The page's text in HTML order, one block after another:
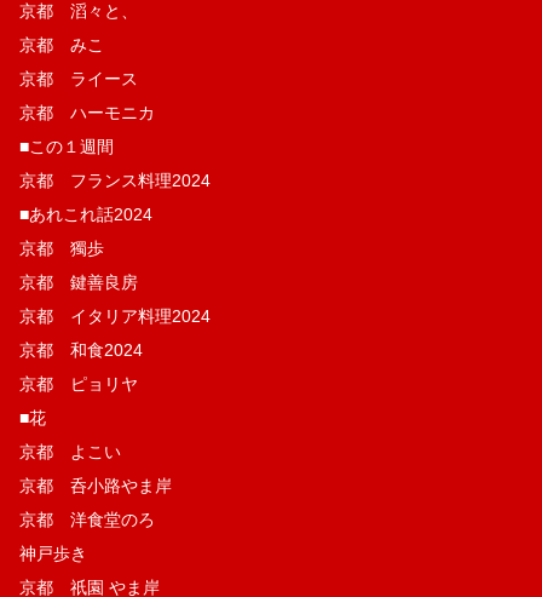
京都 滔々と、
京都 みこ
京都 ライース
京都 ハーモニカ
■この１週間
京都 フランス料理2024
■あれこれ話2024
京都 獨歩
京都 鍵善良房
京都 イタリア料理2024
京都 和食2024
京都 ピョリヤ
■花
京都 よこい
京都 呑小路やま岸
京都 洋食堂のろ
神戸歩き
京都 祇園 やま岸